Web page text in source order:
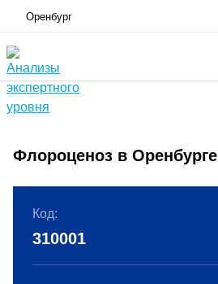
Оренбург
Флороценоз в Оренбурге
Код:
310001